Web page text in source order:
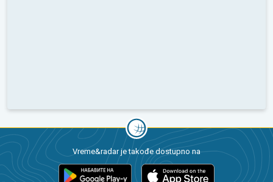
Vreme&radar je takođe dostupno na